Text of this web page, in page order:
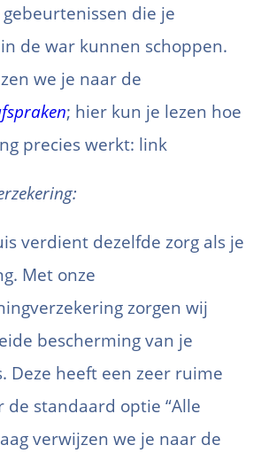
die je
de war kunnen schoppen.
we je naar de
; hier kun je lezen hoe
precies werkt: link
verdient dezelfde zorg als je
Met onze
zorgen wij
bescherming van je
Deze heeft een zeer ruime
de standaard optie “Alle
verwijzen we je naar de